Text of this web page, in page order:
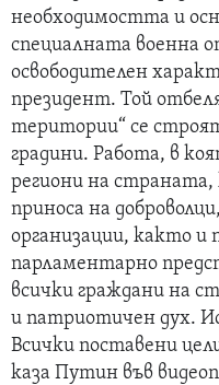
необходимостта и
специалната военна
освободителен
президент. Той
територии“ се
градини. Работа, в
региони на
приноса на
организации, както и
парламентарно
всички граждани на
и патриотичен дух.
Всички поставени
каза Путин във